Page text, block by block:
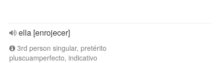
ella [enrojecer]
3rd person singular, pretérito
pluscuamperfecto, indicativo